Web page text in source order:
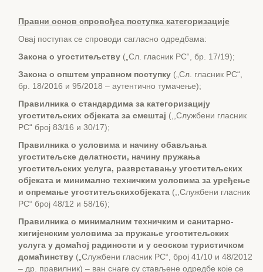
Правни основ спровођеа поступка категоризације
Овај поступак се спроводи сагласно одредбама:
Закона о угоститељству („Сл. гласник РС“, бр. 17/19);
Закона о општем управном поступку („Сл. гласник РС“,
бр. 18/2016 и 95/2018 – аутентично тумачење);
Правилника о стандардима за категоризацију
угоститељских објеката за смештај (,,Службени гласник
РС“ број 83/16 и 30/17);
Правилника о условима и начину обављања
угоститељскe делатности, начину пружања
угоститељских услуга, разврставању угоститељских
објеката и минимално техничким условима за уређење
и опремање угоститељскихобјеката (,,Службени гласник
РС“ број 48/12 и 58/16);
Правилника о минималним техничким и санитарно-
хигијенским условима за пружање угоститељских
услуга у домаћој радиности и у сеоском туристичком
домаћинству („Службени гласник РС“, број 41/10 и 48/2012
– др. правилник) – ван снаге су стављене одредбе које се